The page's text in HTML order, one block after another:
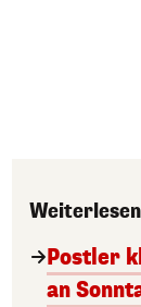
Weiterlesen
Postler
an